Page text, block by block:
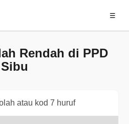
☰
Rendah di PPD
Sibu